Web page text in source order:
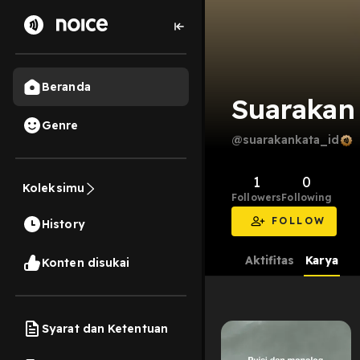
Beranda
Genre
Koleksimu
History
Konten disukai
Syarat dan Ketentuan
@suarakankata_id
1
Followers
0
Following
FOLLOW
Aktifitas Karya